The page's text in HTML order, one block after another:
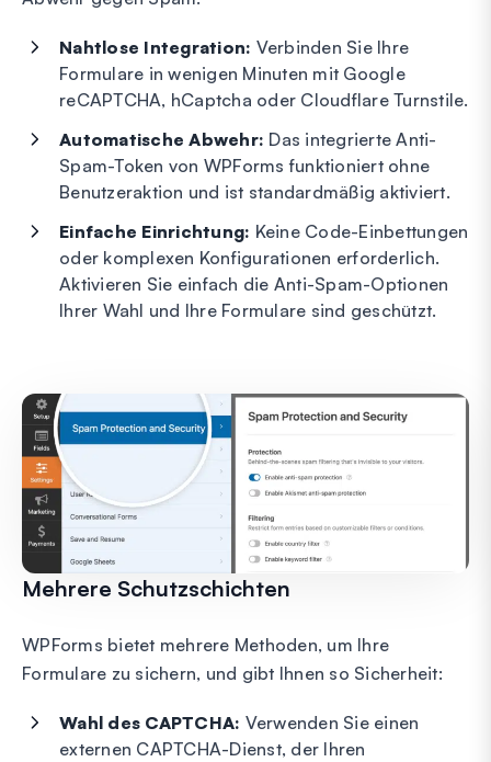
Nahtlose Integration: Verbinden Sie Ihre
Formulare in wenigen Minuten mit Google
reCAPTCHA, hCaptcha oder Cloudflare Turnstile.
Automatische Abwehr: Das integrierte Anti-
Spam-Token von WPForms funktioniert ohne
Benutzeraktion und ist standardmäßig aktiviert.
Einfache Einrichtung: Keine Code-Einbettungen
oder komplexen Konfigurationen erforderlich.
Aktivieren Sie einfach die Anti-Spam-Optionen
Ihrer Wahl und Ihre Formulare sind geschützt.
Mehrere Schutzschichten
WPForms bietet mehrere Methoden, um Ihre
Formulare zu sichern, und gibt Ihnen so Sicherheit:
Wahl des CAPTCHA: Verwenden Sie einen
externen CAPTCHA-Dienst, der Ihren